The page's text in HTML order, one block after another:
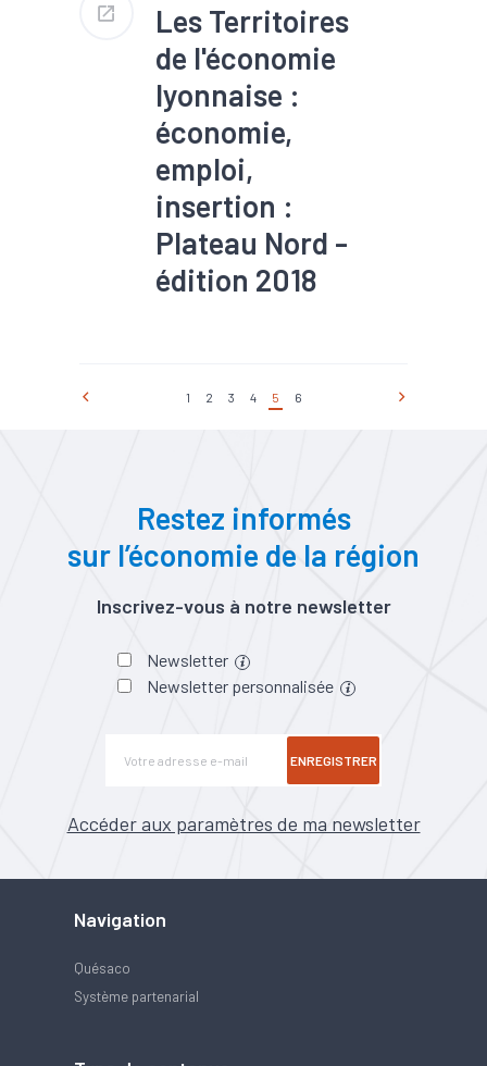
Les Territoires
de l'économie
lyonnaise :
économie,
emploi,
insertion :
Plateau Nord -
édition 2018
#Insertion
#Marché du
travail
#Population
d'activités
1 2 3 4 5 6
Restez informés
sur l’économie de la région
Inscrivez-vous à notre newsletter
Newsletter
Newsletter personnalisée
ENREGISTRER
Accéder aux paramètres de ma newsletter
Navigation
Quésaco
Système partenarial